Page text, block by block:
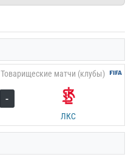
Товарищеские матчи (клубы)
-
ЛКС